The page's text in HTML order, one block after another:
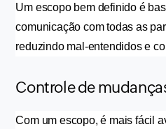
Um escopo bem definido é
comunicação com todas as
reduzindo mal-entendidos e
Controle de
Com um escopo, é mais fácil